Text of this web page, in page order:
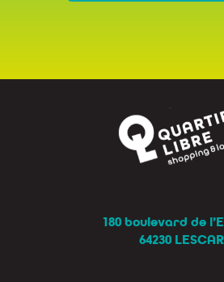
180 boulevard de
64230 LESCAR